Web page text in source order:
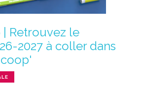
| Retrouvez le
2027 à coller dans